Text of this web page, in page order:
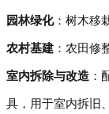
园林绿化：树木移
农村基建 ：农田修
室内拆除与改造 ：
具，用于室内拆旧